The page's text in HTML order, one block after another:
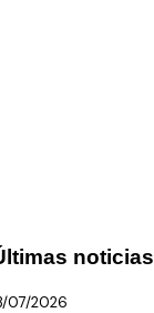
noticias
07/2026